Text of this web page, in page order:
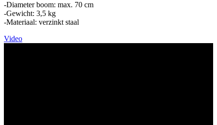
-Diameter boom: max. 70 cm
-Gewicht: 3,5 kg
-Materiaal: verzinkt staal
Video